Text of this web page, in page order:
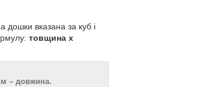
дошки вказана за куб і
товщина x
– довжина.